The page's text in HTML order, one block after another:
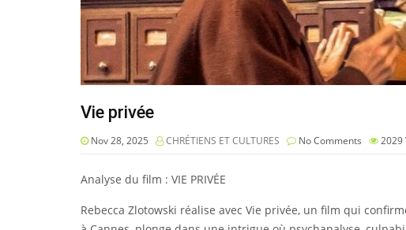
Vie privée
Nov 28, 2025 CHRÉTIENS ET CULTURES No Comments 2029
Analyse du film : VIE PRIVÉE
Rebecca Zlotowski réalise avec Vie privée, un film qui